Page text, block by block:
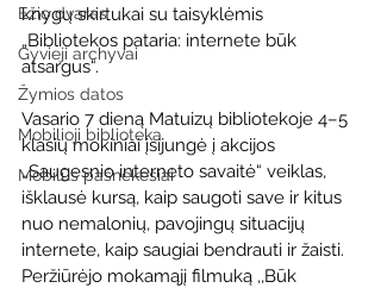
Ežio dvaras
Gyvieji archyvai
Žymios datos
Mobilioji biblioteka
Mobilūs pašnekesiai
knygų skirtukai su taisyklėmis
„Bibliotekos pataria: internete būk
atsargus“.
Vasario 7 dieną Matuizų bibliotekoje 4–5
klasių mokiniai įsijungė į akcijos
,,Saugesnio interneto savaitė“ veiklas,
išklausė kursą, kaip saugoti save ir kitus
nuo nemalonių, pavojingų situacijų
internete, kaip saugiai bendrauti ir žaisti.
Peržiūrėjo mokamąjį filmuką ,,Būk